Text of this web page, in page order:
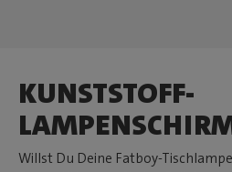
KUNSTSTOFF-
Willst Du Deine Fatboy-